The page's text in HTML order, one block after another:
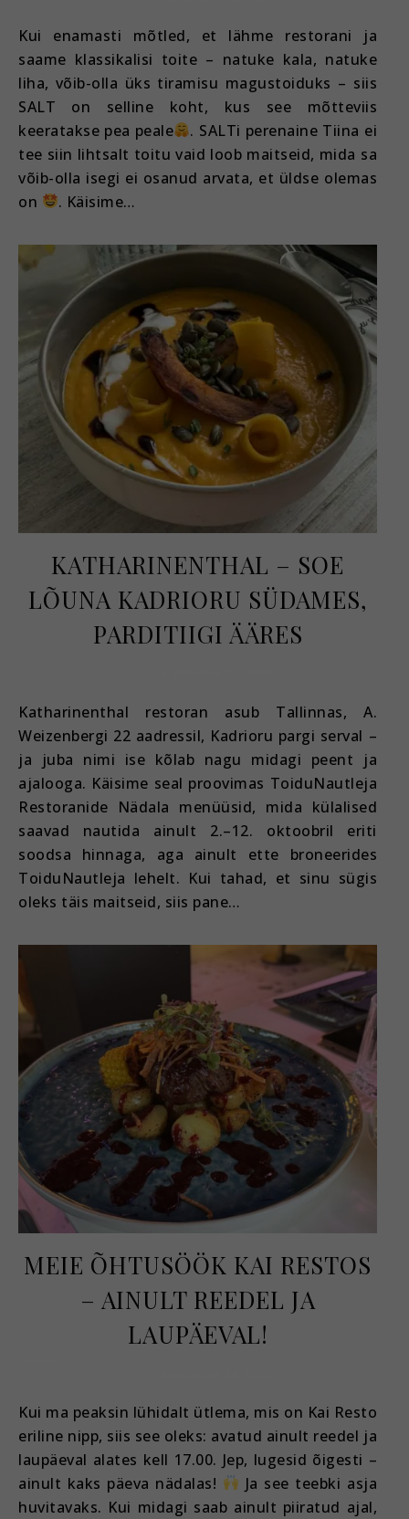
Kui enamasti mõtled, et lähme restorani ja
saame klassikalisi toite – natuke kala, natuke
liha, võib-olla üks tiramisu magustoiduks – siis
SALT on selline koht, kus see mõtteviis
keeratakse pea peale
. SALTi perenaine Tiina ei
tee siin lihtsalt toitu vaid loob maitseid, mida sa
võib-olla isegi ei osanud arvata, et üldse olemas
on
. Käisime…
KATHARINENTHAL – SOE
LÕUNA KADRIORU SÜDAMES,
PARDITIIGI ÄÄRES
Katharinenthal restoran asub Tallinnas, A.
Weizenbergi 22 aadressil, Kadrioru pargi serval –
ja juba nimi ise kõlab nagu midagi peent ja
ajalooga. Käisime seal proovimas ToiduNautleja
Restoranide Nädala menüüsid, mida külalised
saavad nautida ainult 2.–12. oktoobril eriti
soodsa hinnaga, aga ainult ette broneerides
ToiduNautleja lehelt. Kui tahad, et sinu sügis
oleks täis maitseid, siis pane…
MEIE ÕHTUSÖÖK KAI RESTOS
– AINULT REEDEL JA
LAUPÄEVAL!
Kui ma peaksin lühidalt ütlema, mis on Kai Resto
eriline nipp, siis see oleks: avatud ainult reedel ja
laupäeval alates kell 17.00. Jep, lugesid õigesti –
ainult kaks päeva nädalas!
Ja see teebki asja
huvitavaks. Kui midagi saab ainult piiratud ajal,